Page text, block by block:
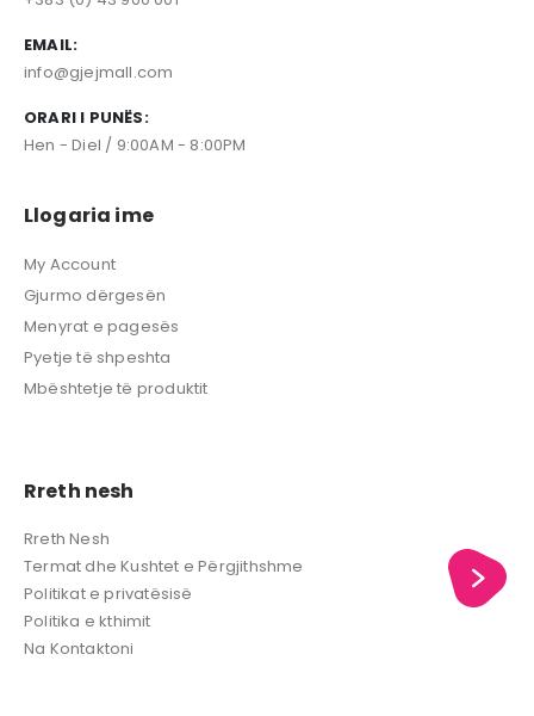
EMAIL:
info@gjejmall.com
ORARI I PUNËS:
Hen - Diel / 9:00AM - 8:00PM
Llogaria ime
My Account
Gjurmo dërgesën
Menyrat e pagesës
Pyetje të shpeshta
Mbështetje të produktit
Rreth nesh
Rreth Nesh
Termat dhe Kushtet e Përgjithshme
Politikat e privatësisë
Politika e kthimit
Na Kontaktoni